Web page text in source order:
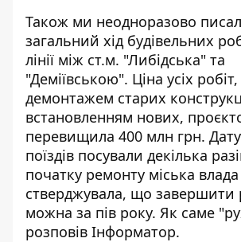
Також ми неодноразово
загальний хід будівельних
лінії між ст.м. "Либідська" та
"Деміївською". Ціна усіх
демонтажем старих
встановленням нових,
перевищила 400 млн грн.
поїздів посували декілька
початку ремонту міська влада
стверджувала, що завершити
можна за пів року. Як саме
розповів Інформатор.